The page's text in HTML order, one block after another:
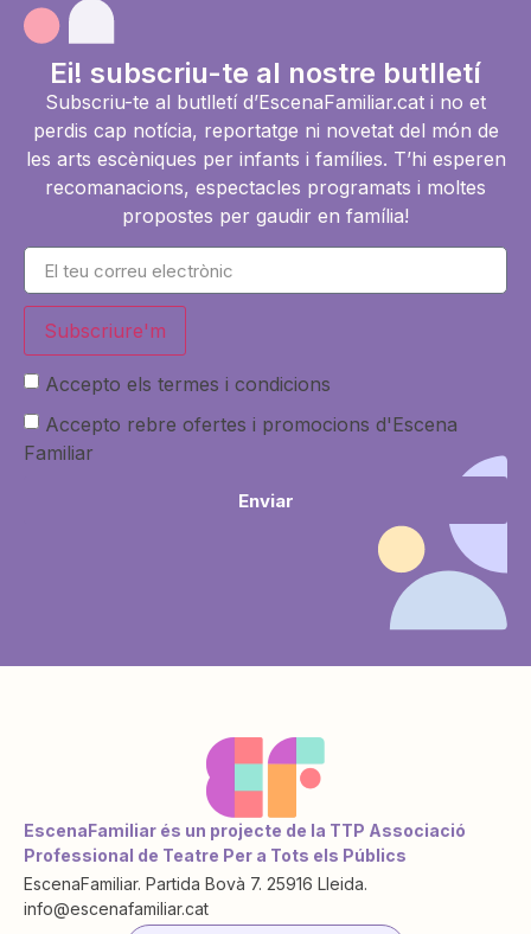
Ei! subscriu-te al nostre butlletí
Subscriu-te al butlletí d’EscenaFamiliar.cat i no et
perdis cap notícia, reportatge ni novetat del món de
les arts escèniques per infants i famílies. T’hi esperen
recomanacions, espectacles programats i moltes
propostes per gaudir en família!
Subscriure'm
Accepto els termes i condicions
Accepto rebre ofertes i promocions d'Escena
Familiar
Enviar
EscenaFamiliar és un projecte de la TTP Associació
Professional de Teatre Per a Tots els Públics
EscenaFamiliar. Partida Bovà 7. 25916 Lleida.
info@escenafamiliar.cat